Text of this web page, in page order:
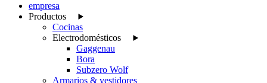
empresa
Productos
Cocinas
Electrodomésticos
Gaggenau
Bora
Subzero Wolf
Armarios & vestidores